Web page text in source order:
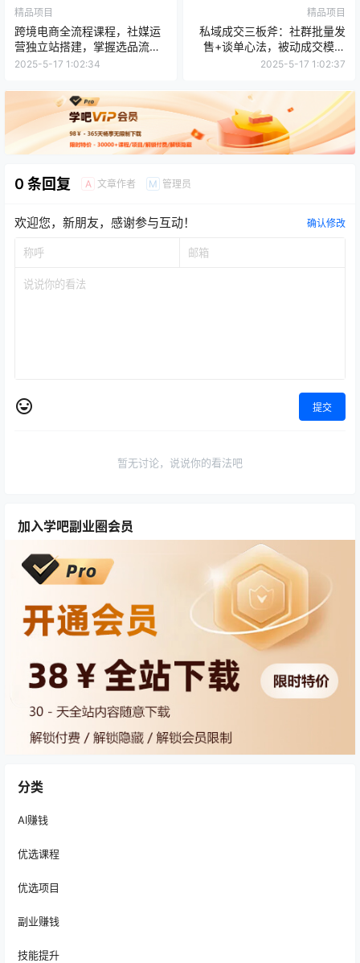
精品项目
跨境电商全流程课程，社媒运
营独立站搭建，掌握选品流
量，实现高效出海
2025-5-17 1:02:34
精品项目
私域成交三板斧：社群批量发
售+谈单心法，被动成交模型
与案例拆解
2025-5-17 1:02:37
0 条回复 A 文章作者 M 管理员
欢迎您，新朋友，感谢参与互动！ 确认修改
提交
暂无讨论，说说你的看法吧
加入学吧副业圈会员
分类
AI赚钱
优选课程
优选项目
副业赚钱
技能提升